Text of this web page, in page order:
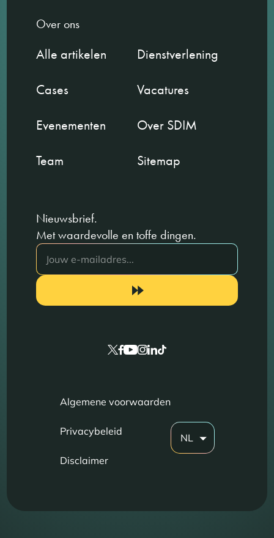
Over ons
Alle artikelen
Dienstverlening
Cases
Vacatures
Evenementen
Over SDIM
Team
Sitemap
Nieuwsbrief.
Met waardevolle en toffe dingen.
Algemene voorwaarden
Privacybeleid
Disclaimer
NL